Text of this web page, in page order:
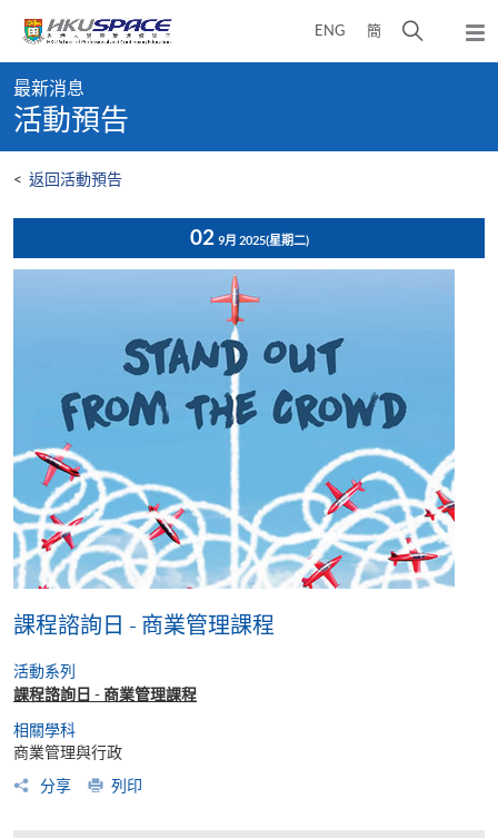
content
ENG 簡
開
彈
出
content
start
最新消息
活動預告
< 返回活動預告
02 9月 2025(星期二)
課程諮詢日 - 商業管理課程
活動系列
課程諮詢日 - 商業管理課程
相關學科
商業管理與行政
分享
列印